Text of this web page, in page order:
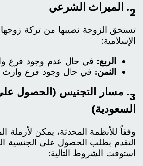
2. الميراث الشرعي
تستحق الزوجة نصيبها من تركة
الإسلامية:
الربع: في حال عدم وجود فرع
الثمن: في حال وجود فرع وارث
3. مسار التجنيس (الحصول
السعودية)
وفقاً للأنظمة المحدثة، يمكن لأرملة
التقدم بطلب الحصول على الجنسية
استوفت الشروط التالية: